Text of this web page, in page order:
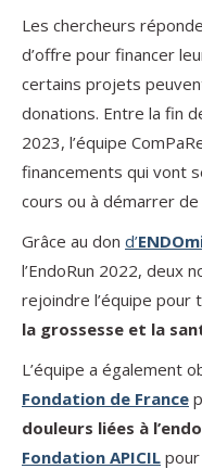
Les chercheurs
d’offre pour financer
certains projets
donations. Entre la fin
2023, l’équipe
financements qui vont
cours ou à démarrer
Grâce au don d’
l’EndoRun 2022, deux
rejoindre l’équipe pour
la grossesse et la
L’équipe a également
Fondation de France
douleurs liées à
Fondation APICIL